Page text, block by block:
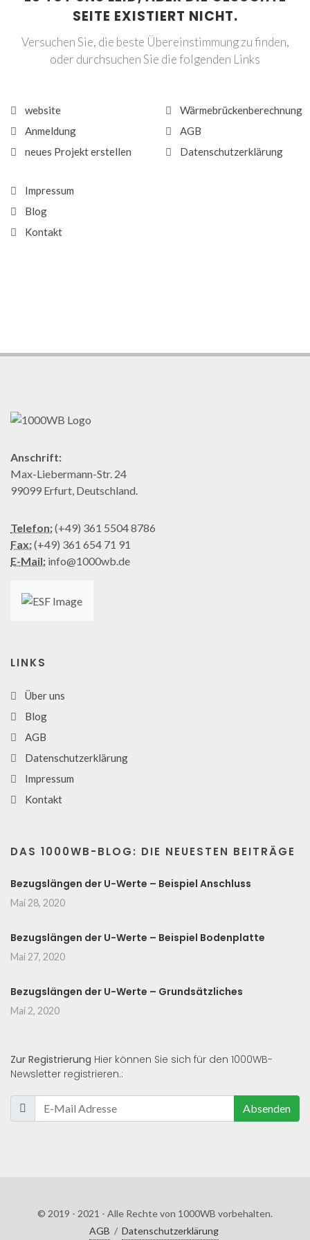
SEITE EXISTIERT NICHT.
Versuchen Sie, die beste Übereinstimmung zu finden,
oder durchsuchen Sie die folgenden Links
website
Anmeldung
neues Projekt erstellen
Wärmebrückenberechnung
AGB
Datenschutzerklärung
Impressum
Blog
Kontakt
Anschrift:
Max-Liebermann-Str. 24
99099 Erfurt, Deutschland.
Telefon:(+49) 361 5504 8786
Fax:(+49) 361 654 71 91
E-Mail: info@1000wb.de
LINKS
Über uns
Blog
AGB
Datenschutzerklärung
Impressum
Kontakt
DAS 1000WB-BLOG: DIE NEUESTEN BEITRÄGE
Bezugslängen der U-Werte – Beispiel Anschluss
Mai 28, 2020
Bezugslängen der U-Werte – Beispiel Bodenplatte
Mai 27, 2020
Bezugslängen der U-Werte – Grundsätzliches
Mai 2, 2020
Zur Registrierung Hier können Sie sich für den 1000WB-
Newsletter registrieren.:
Absenden
© 2019 - 2021 - Alle Rechte von 1000WB vorbehalten.
AGB / Datenschutzerklärung